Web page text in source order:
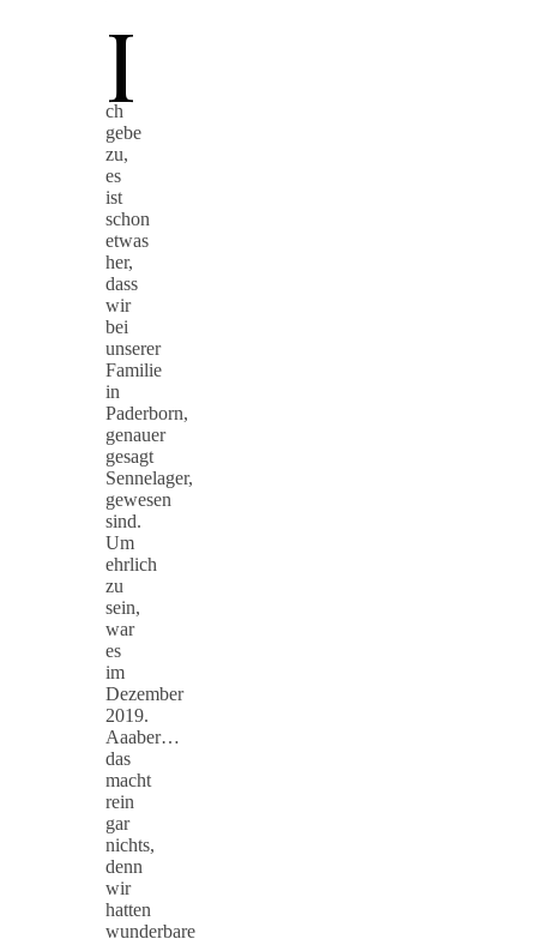
I
ch
gebe
zu,
es
ist
schon
etwas
her,
dass
wir
bei
unserer
Familie
in
Paderborn,
genauer
gesagt
Sennelager,
gewesen
sind.
Um
ehrlich
zu
sein,
war
es
im
Dezember
2019.
Aaaber…
das
macht
rein
gar
nichts,
denn
wir
hatten
wunderbare